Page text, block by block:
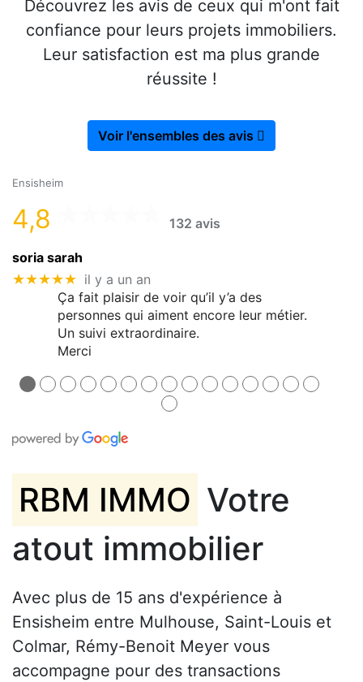
Découvrez les avis de ceux qui m'ont fait
confiance pour leurs projets immobiliers.
Leur satisfaction est ma plus grande
réussite !
Voir l'ensembles des avis
Ensisheim
4,8 132 avis
soria sarah
★★★★★ il y a un an
Ça fait plaisir de voir qu’il y’a des
personnes qui aiment encore leur métier.
Un suivi extraordinaire.
Merci
●●●●●●●●●●●●●●●
●
RBM IMMO Votre
atout immobilier
Avec plus de 15 ans d'expérience à
Ensisheim entre Mulhouse, Saint-Louis et
Colmar, Rémy-Benoit Meyer vous
accompagne pour des transactions